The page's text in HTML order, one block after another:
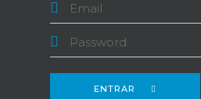
ENTRAR